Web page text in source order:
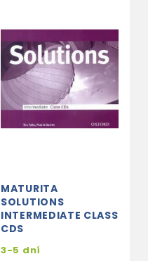
MATURITA
SOLUTIONS
INTERMEDIATE CLASS
CDS
3-5 dní